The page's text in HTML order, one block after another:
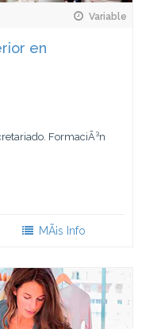
Variable
en
FormaciÃ³n
MÃ¡s Info